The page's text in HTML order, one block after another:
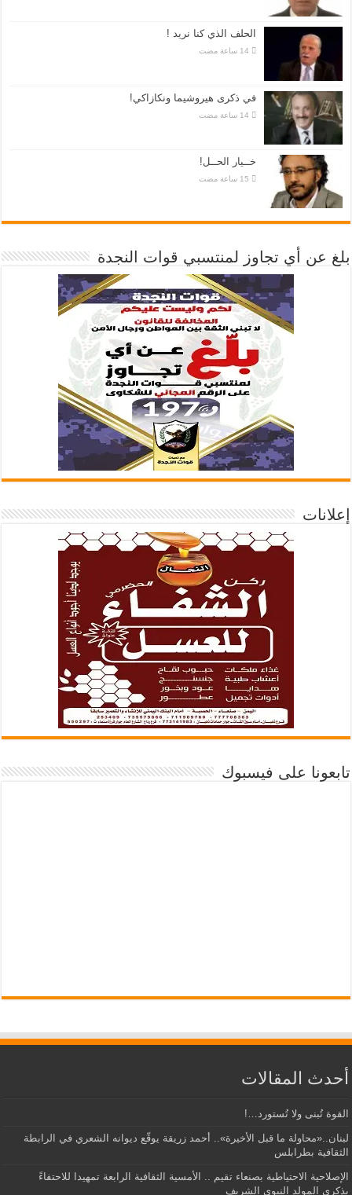
الحلف الذي كنا نريد !
في ذكرى هيروشيما ونكازاكي!
خــيار الحــل!
بلغ عن أي تجاوز لمنتسبي قوات النجدة
إعلانات
تابعونا على فيسبوك
أحدث المقالات
القوة تُبنى ولا تُستورد…!
لبنان..«محاولة ما قبل الأخيرة».. أحمد زريقة يوقّع ديوانه الشعري في الرابطة
الثقافية بطرابلس
الإصلاحية الاحتياطية بصنعاء تقيم .. الأمسية الثقافية الرابعة تمهيدا للاحتفاءً
بذكرى المولد النبوي الشريف